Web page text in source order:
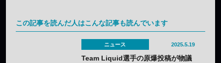
この記事を読んだ人はこんな記事も読んでいます
ニュース 2025.5.19
Team Liquid選手の原爆投稿が物議